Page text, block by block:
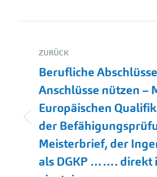
ZURÜCK
Vorheriger
Beitrag:
Berufliche
Anschlüsse nützen –
Europäischen
der
Meisterbrief, der
als DGKP ……. direkt